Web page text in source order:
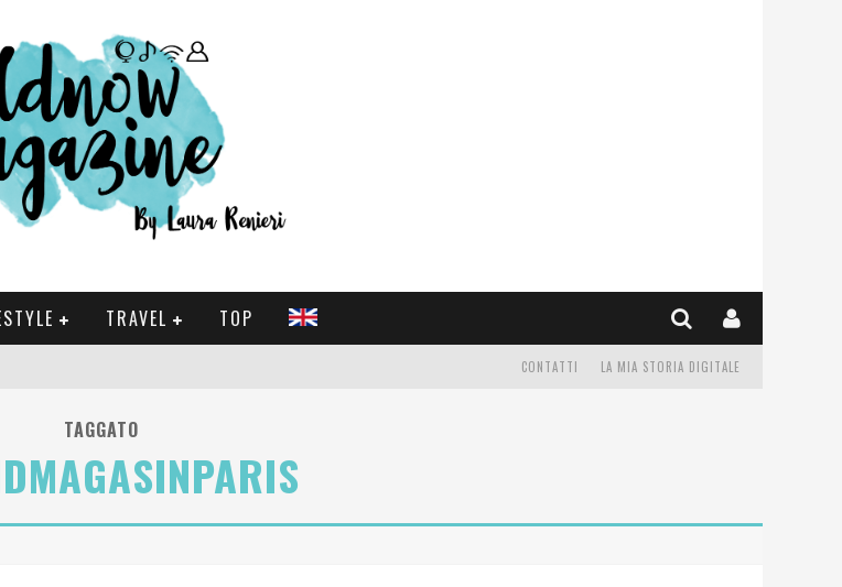
TRAVEL TOP
LA MIA STORIA DIGITALE
CONTATTI
TAGGATO